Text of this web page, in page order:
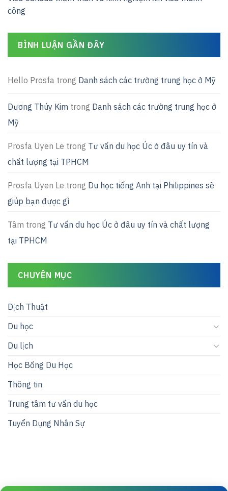
công
BÌNH LUẬN GẦN ĐÂY
Hello Prosfa trong Danh sách các trường trung học ở Mỹ
Dương Thúy Kim trong Danh sách các trường trung học ở
Mỹ
Prosfa Uyen Le trong Tư vấn du học Úc ở đâu uy tín và
chất lượng tại TPHCM
Prosfa Uyen Le trong Du học tiếng Anh tại Philippines sẽ
giúp bạn được gì
Tâm trong Tư vấn du học Úc ở đâu uy tín và chất lượng
tại TPHCM
CHUYÊN MỤC
Dịch Thuật
Du học
Du lịch
Học Bổng Du Học
Thông tin
Trung tâm tư vấn du học
Tuyển Dụng Nhân Sự